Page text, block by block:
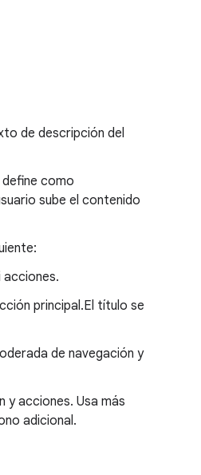
de descripción del
como
sube el contenido
acciones.
principal.El título se
de navegación y
y acciones. Usa más
adicional.